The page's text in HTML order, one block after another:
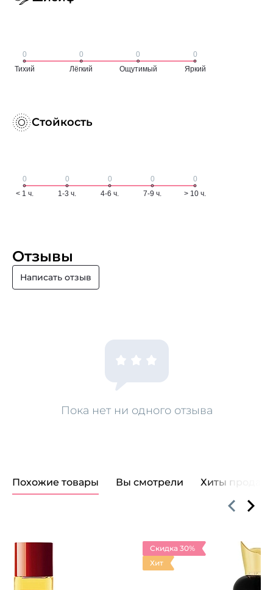
Стойкость
Отзывы
Написать отзыв
Пока нет ни одного отзыва
Похожие товары Вы смотрели Хиты продаж
Скидка 30%
Хит